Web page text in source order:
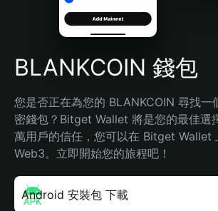
Português (Brasil)
Español (Argentina)
BLANKCOIN 錢包
您是否正在為您的 BLANKCOIN 尋找一
密錢包？Bitget Wallet 將是您的最佳選
萬用戶的信任，您可以在 Bitget Wallet
Web3。立即開始您的旅程吧！
Android 安裝包 下載